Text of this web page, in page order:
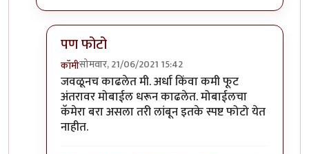
पण फोटो
कॉमीसोमवार, 21/06/2021 15:42
In reply toहिरवे बरे आलेत.byकंजूस
जवळूनच काढलेत मी. अर्धा किंवा कमी फूट
अंतरावर मोबाईल धरून काढलेत. मोबाईलचा
कॅमेरा बरा असला तरी लांबून इतके स्पष्ट फोटो येत
नाहीत.